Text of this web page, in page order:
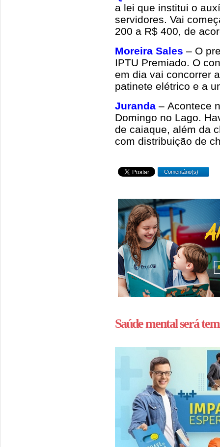
a lei que institui o
servidores. Vai
200 a R$ 400, de
Moreira Sales – O
IPTU Premiado. O
em dia vai concorrer
patinete elétrico e a
Juranda – Acontece
Domingo no Lago.
de caiaque, além da
com distribuição de
Comentário(s)
Saúde mental será